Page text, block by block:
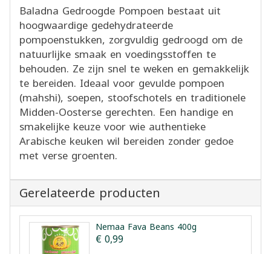
Baladna Gedroogde Pompoen bestaat uit
hoogwaardige gedehydrateerde
pompoenstukken, zorgvuldig gedroogd om de
natuurlijke smaak en voedingsstoffen te
behouden. Ze zijn snel te weken en gemakkelijk
te bereiden. Ideaal voor gevulde pompoen
(mahshi), soepen, stoofschotels en traditionele
Midden-Oosterse gerechten. Een handige en
smakelijke keuze voor wie authentieke
Arabische keuken wil bereiden zonder gedoe
met verse groenten.
Gerelateerde producten
Nemaa Fava Beans 400g
€ 0,99